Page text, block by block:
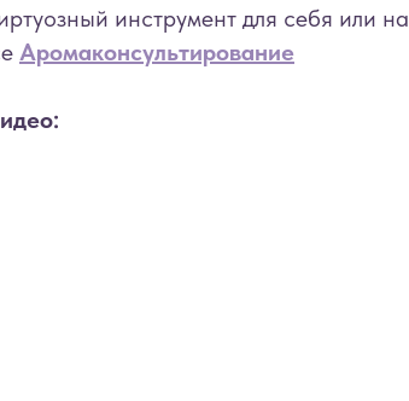
инструмент для себя или на
Аромаконсультирование